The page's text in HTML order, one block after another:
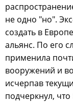
не одно "но".
создать в
альянс. По его
применила
вооружений и
исчерпав
подчеркнул,